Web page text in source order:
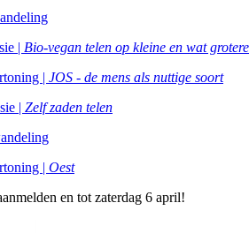
| Bio-vegan telen op kleine en wat
| JOS - de mens als nuttige soort
| Zelf zaden telen
| Oest
en tot zaterdag 6 april!